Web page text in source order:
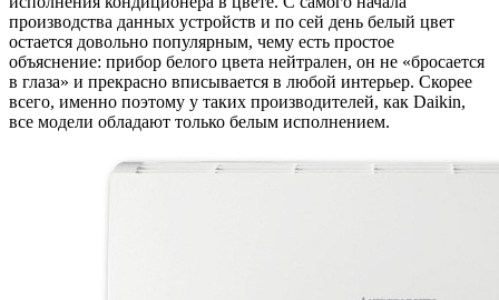
производства данных устройств и по сей день белый цвет
остается довольно популярным, чему есть простое
объяснение: прибор белого цвета нейтрален, он не «бросается
в глаза» и прекрасно вписывается в любой интерьер. Скорее
всего, именно поэтому у таких производителей, как Daikin,
все модели обладают только белым исполнением.